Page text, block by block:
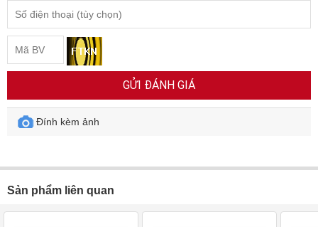
GỬI ĐÁNH GIÁ
Đính kèm ảnh
Sản phẩm liên quan